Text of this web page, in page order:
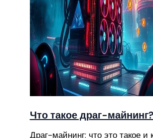
Что такое драг-майнинг?
Драг-майнинг: что это такое и